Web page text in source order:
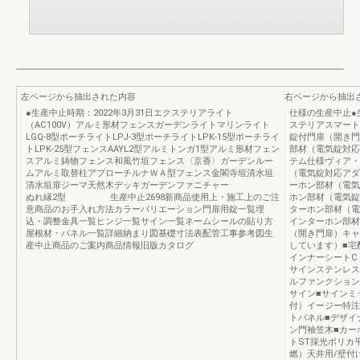
左ページから抽出された内容
●生産中止時期：2022年3月31日エクステリアライト
（AC100V）アルミ形材フェンスガーデンライトマリンライト
LGQ-8型ポーチライトLPJ-3型ポーチライトLPK-15型ポーチライ
トLPK-25型フェンスAAYL2型アルミトンガ1型アルミ形材フェン
スアルミ鋳物フェンス和風竹垣フェンス〈京香〉ガーデンルー
ムアルミ取替柱アプローチルナＷＡ型フェンス金閣寺垣清水垣
清水垣扉ジーマ天然木デッキガーデンファニチャー
ぬれ縁2型 生産中止2698新商品使用上・施工上のご注
意商品のお手入れ方法カラーバリエーション門扉用錠一覧埋
込・調整金具一覧ヒンジ一覧サイン一覧ネームシールの貼り方
屋根材・パネル一覧詳細納まり図基礎寸法表配管工事参考図生
産中止商品のご案内商品情報旧版カタログ
右ページから抽出
仕様の生産中止●
ステリアスマー
錠付門扉（開き
部材（電気錠対
テム仕様ヴィア
（電気錠対応ア
ーホン部材（電
ホン部材（電気
ターホン部材（
インターホン部
（開き門扉）キ
しています）■
インナーシート
サインステンレ
ルファンクショ
サイン■サインミ
付）イージー特
トパネル■デザ
ン門袖笠木■カー
トST採光ポリカ
燃）天井用/壁付